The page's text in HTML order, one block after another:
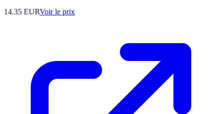
14.35 EURVoir le prix